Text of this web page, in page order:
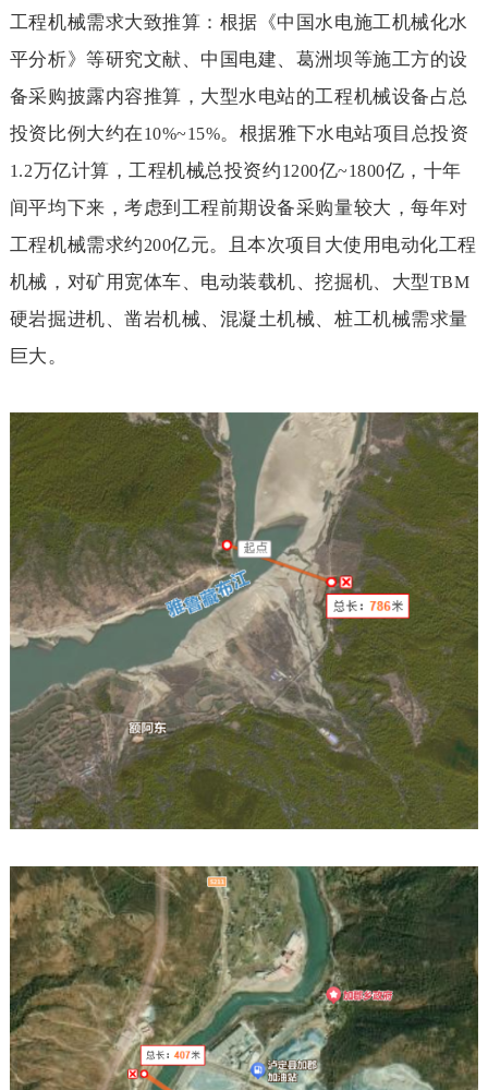
工程机械需求大致推算：根据《中国水电施工机械化水
平分析》等研究文献、中国电建、葛洲坝等施工方的设
备采购披露内容推算，大型水电站的工程机械设备占总
投资比例大约在10%~15%。根据雅下水电站项目总投资
1.2万亿计算，工程机械总投资约1200亿~1800亿，十年
间平均下来，考虑到工程前期设备采购量较大，每年对
工程机械需求约200亿元。且本次项目大使用电动化工程
机械，对矿用宽体车、电动装载机、挖掘机、大型TBM
硬岩掘进机、凿岩机械、混凝土机械、桩工机械需求量
巨大。